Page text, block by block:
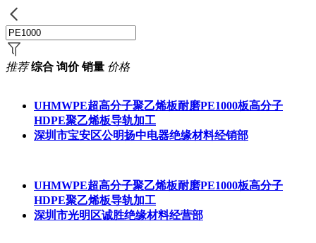
推荐 综合 询价 销量 价格
UHMWPE超高分子聚乙烯板耐磨PE1000板高分子
HDPE聚乙烯板导轨加工
深圳市宝安区公明扬中电器绝缘材料经销部
UHMWPE超高分子聚乙烯板耐磨PE1000板高分子
HDPE聚乙烯板导轨加工
深圳市光明区诚胜绝缘材料经营部